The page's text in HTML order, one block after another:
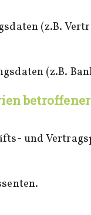
(z.B.
(z.B.
und